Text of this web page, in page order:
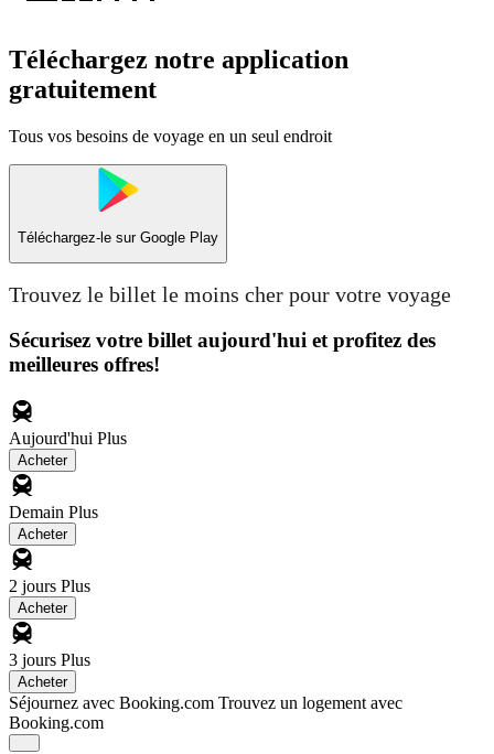
Téléchargez notre application
gratuitement
Tous vos besoins de voyage en un seul endroit
Téléchargez-le sur Google Play
Trouvez le billet le moins cher pour votre voyage
Sécurisez votre billet aujourd'hui et profitez des
meilleures offres!
Aujourd'hui Plus
Acheter
Demain Plus
Acheter
2 jours Plus
Acheter
3 jours Plus
Acheter
Séjournez avec Booking.com Trouvez un logement avec
Booking.com